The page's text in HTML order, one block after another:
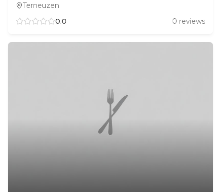
Terneuzen
0.0 0 reviews